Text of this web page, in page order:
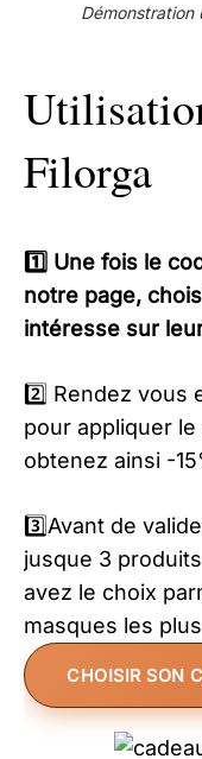
Démonstration
Filorga
1️⃣ Une fois le
notre page,
intéresse sur
2️⃣ Rendez vous
pour appliquer
obtenez ainsi -
3️⃣Avant de
jusque 3
avez le choix
masques les
CHOISIR SON